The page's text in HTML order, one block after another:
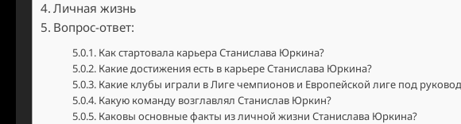
Личная жизнь
Вопрос-ответ:
Как стартовала карьера Станислава Юркина?
Какие достижения есть в карьере Станислава Юркина?
Какие клубы играли в Лиге чемпионов и Европейской лиге под
Какую команду возглавлял Станислав Юркин?
Каковы основные факты из личной жизни Станислава Юркина?